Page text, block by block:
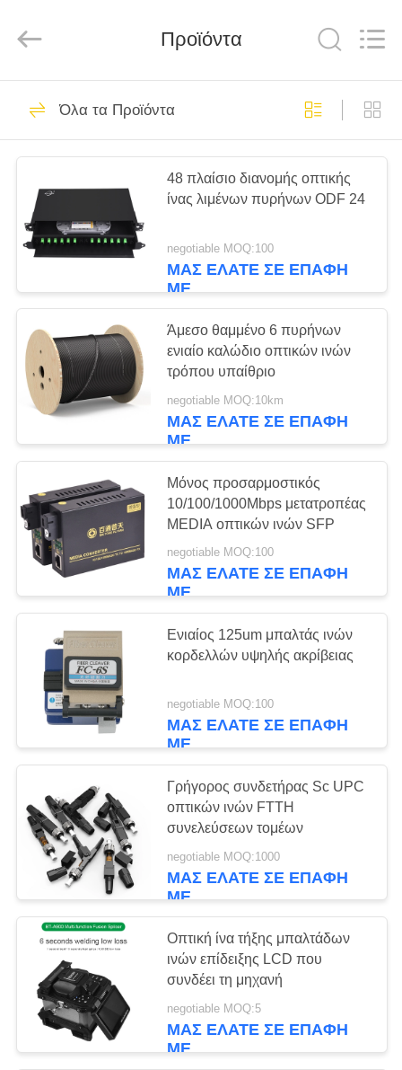
ΣΠΊΤΙ
ΠΡΟΪΌΝΤΑ
ΠΕΡΊΠΟΥ
ΕΜΕΊΣ
ΓΎΡΟΣ
ΕΡΓΟΣΤΑΣΊΩΝ
ΠΟΙΟΤΙΚΌΣ
ΈΛΕΓΧΟΣ
ΜΑΣ
ΕΛΆΤΕ
ΣΕ
ΕΠΑΦΉ
ΖΗΤΉΣΤΕ
ΈΝΑ
ΑΠΌΣΠΑΣΜΑ
SITEMAP
PRIVACY
POLICY
Ltd..
epon onu
gpon onu
66
XPON ONU
Διπλή ζώνη ONU
EPON OLT
Προϊόντα
Όλα τα Προϊόντα
48 πλαίσιο διανομής οπτικής
ίνας λιμένων πυρήνων ODF 24
negotiable MOQ:100
ΜΑΣ ΕΛΆΤΕ ΣΕ ΕΠΑΦΉ
ΜΕ
Άμεσο θαμμένο 6 πυρήνων
ενιαίο καλώδιο οπτικών ινών
τρόπου υπαίθριο
negotiable MOQ:10km
ΜΑΣ ΕΛΆΤΕ ΣΕ ΕΠΑΦΉ
ΜΕ
Μόνος προσαρμοστικός
10/100/1000Mbps μετατροπέας
MEDIA οπτικών ινών SFP
negotiable MOQ:100
ΜΑΣ ΕΛΆΤΕ ΣΕ ΕΠΑΦΉ
ΜΕ
Ενιαίος 125um μπαλτάς ινών
κορδελλών υψηλής ακρίβειας
negotiable MOQ:100
ΜΑΣ ΕΛΆΤΕ ΣΕ ΕΠΑΦΉ
ΜΕ
Γρήγορος συνδετήρας Sc UPC
οπτικών ινών FTTH
συνελεύσεων τομέων
negotiable MOQ:1000
ΜΑΣ ΕΛΆΤΕ ΣΕ ΕΠΑΦΉ
ΜΕ
Οπτική ίνα τήξης μπαλτάδων
ινών επίδειξης LCD που
συνδέει τη μηχανή
negotiable MOQ:5
ΜΑΣ ΕΛΆΤΕ ΣΕ ΕΠΑΦΉ
ΜΕ